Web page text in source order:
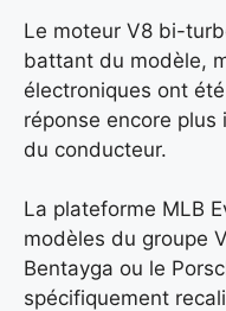
Le moteur V8 bi-
battant du modèle,
électroniques ont
réponse encore
du conducteur.
La plateforme MLB
modèles du groupe
Bentayga ou le
spécifiquement